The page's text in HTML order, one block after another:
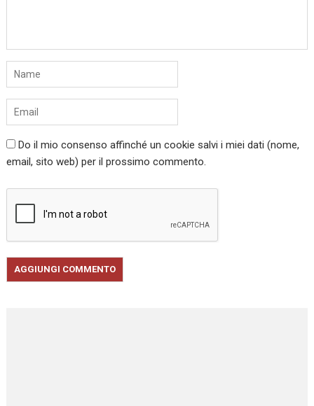
Do il mio consenso affinché un cookie salvi i miei dati (nome,
email, sito web) per il prossimo commento.